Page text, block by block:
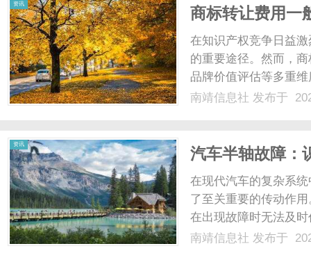
资讯
商标转让费用一
在知识产权竞争日益
的重要途径。然而，
品牌价值评估等多重
费用解析商标转让的
南靖信息社 发布于
资讯
汽车半轴故障：
在现代汽车的复杂系
了至关重要的传动作
在出现故障时无法及
全方位解析汽车半轴
南靖信息社 发布于